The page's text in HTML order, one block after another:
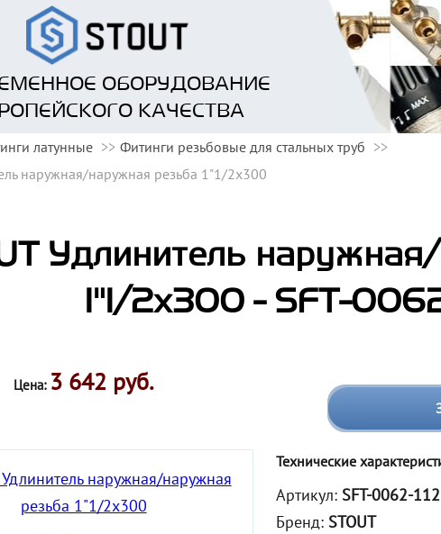
ОБОРУДОВАНИЕ
КАЧЕСТВА
латунные
Фитинги резьбовые для стальных труб
наружная/наружная резьба 1"1/2x300
Удлинитель
1"1/2x300 - SFT-
Цена: 3 642 руб.
Технические
Артикул: SFT-0062-
Бренд: STOUT